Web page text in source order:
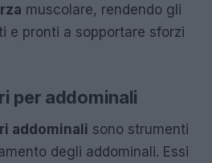
muscolare, rendendo gli
e pronti a sopportare sforzi
per addominali
addominali sono strumenti
degli addominali. Essi